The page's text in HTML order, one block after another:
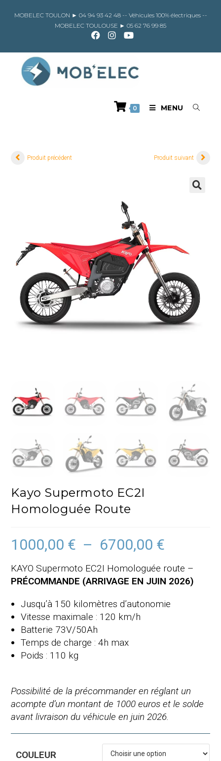
MOBELEC TOULON ► 04 94 93 42 48 -- Véhicules 100% électriques --
MOBELEC TOULOUSE ► 05 62 76 99 85
0 MENU
Produit précédent Produit suivant
Kayo Supermoto EC2I
Homologuée Route
1000,00 € – 6700,00 €
à
KAYO Supermoto EC2I Homologuée route –
PRÉCOMMANDE (ARRIVAGE EN JUIN 2026)
Jusqu’à 150 kilomètres d’autonomie
Vitesse maximale : 120 km/h
Batterie 73V/50Ah
Temps de charge : 4h max
Poids : 110 kg
Possibilité de la précommander en réglant un
acompte d’un montant de 1000 euros et le solde
avant livraison du véhicule en juin 2026.
COULEUR